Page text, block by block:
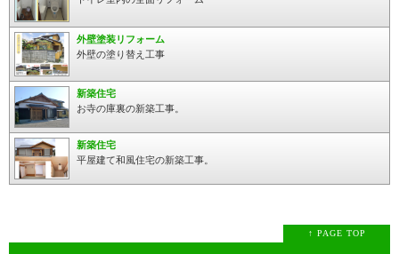
外壁塗装リフォーム
外壁の塗り替え工事
新築住宅
お寺の庫裏の新築工事。
新築住宅
平屋建て和風住宅の新築工事。
↑ PAGE TOP